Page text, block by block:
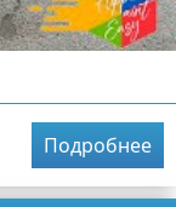
Подробнее